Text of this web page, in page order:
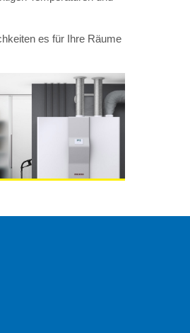
es für Ihre Räume